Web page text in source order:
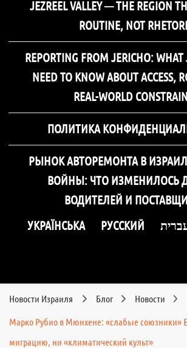
JEZREEL VALLEY — THE REGION
ROUTINE, NOT
REPORTING FROM JERICHO: WHAT
NEED TO KNOW ABOUT ACCESS,
REAL-WORLD
ПОЛИТИКА
РЫНОК АВТОРЕМОНТА В
ВОЙНЫ: ЧТО ИЗМЕНИЛОСЬ
ВОДИТЕЛЕЙ И
УКРАЇНСЬКА
РУССКИЙ
Новости Израиля Блог Новости
Марко Рубио в Мюнхене: «слабые союзники»
миграцию, ни «климатический культ»